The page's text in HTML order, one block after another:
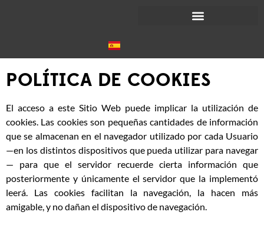
POLÍTICA DE COOKIES
El acceso a este Sitio Web puede implicar la utilización de
cookies. Las cookies son pequeñas cantidades de información
que se almacenan en el navegador utilizado por cada Usuario
—en los distintos dispositivos que pueda utilizar para navegar
— para que el servidor recuerde cierta información que
posteriormente y únicamente el servidor que la implementó
leerá. Las cookies facilitan la navegación, la hacen más
amigable, y no dañan el dispositivo de navegación.